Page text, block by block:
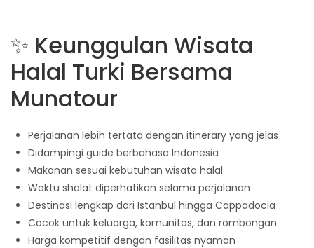
✨ Keunggulan Wisata
Halal Turki Bersama
Munatour
Perjalanan lebih tertata dengan itinerary yang jelas
Didampingi guide berbahasa Indonesia
Makanan sesuai kebutuhan wisata halal
Waktu shalat diperhatikan selama perjalanan
Destinasi lengkap dari Istanbul hingga Cappadocia
Cocok untuk keluarga, komunitas, dan rombongan
Harga kompetitif dengan fasilitas nyaman